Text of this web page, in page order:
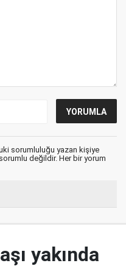
sorumluluğu yazan kişiye
değildir. Her bir yorum
yakında